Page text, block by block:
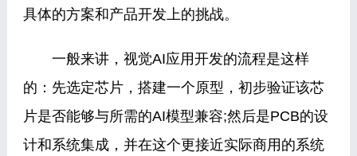
具体的方案和产品开发上的挑战。
一般来讲，视觉AI应用开发的流程是这样
的：先选定芯片，搭建一个原型，初步验证该芯
片是否能够与所需的AI模型兼容;然后是PCB的设
计和系统集成，并在这个更接近实际商用的系统